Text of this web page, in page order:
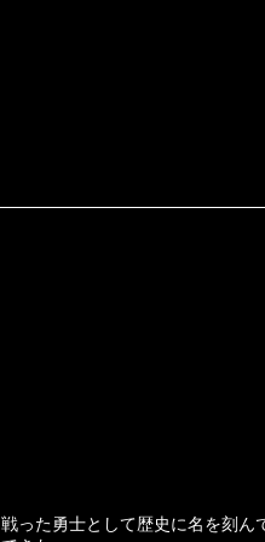
った勇士として歴史に名を刻ん